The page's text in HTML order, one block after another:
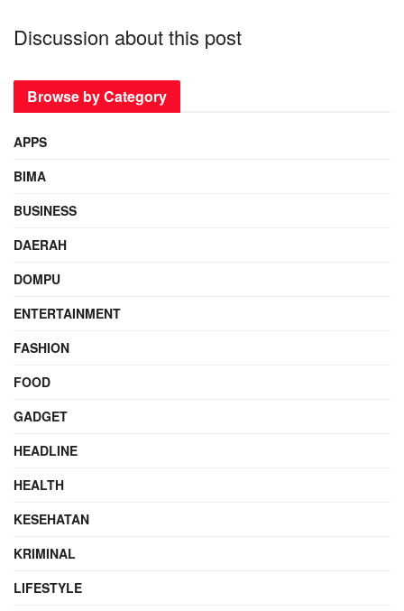
Discussion about this post
Browse by Category
APPS
BIMA
BUSINESS
DAERAH
DOMPU
ENTERTAINMENT
FASHION
FOOD
GADGET
HEADLINE
HEALTH
KESEHATAN
KRIMINAL
LIFESTYLE